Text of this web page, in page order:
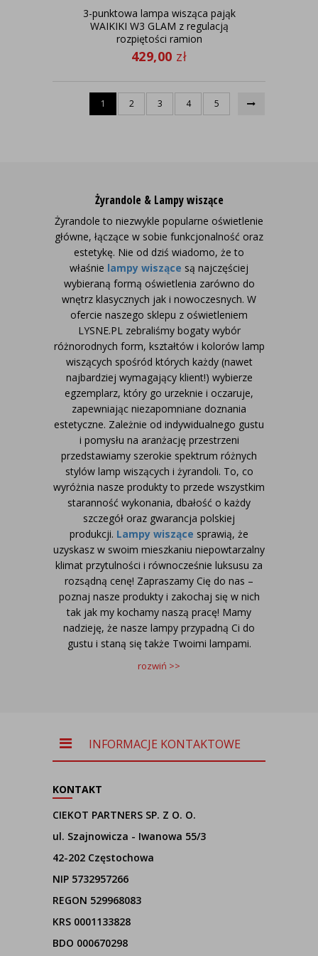
3-punktowa lampa wisząca pająk
WAIKIKI W3 GLAM z regulacją
rozpiętości ramion
429,00 zł
1 2 3 4 5
Żyrandole & Lampy wiszące
Żyrandole to niezwykle popularne oświetlenie
główne, łączące w sobie funkcjonalność oraz
estetykę. Nie od dziś wiadomo, że to
właśnie lampy wiszące są najczęściej
wybieraną formą oświetlenia zarówno do
wnętrz klasycznych jak i nowoczesnych. W
ofercie naszego sklepu z oświetleniem
LYSNE.PL zebraliśmy bogaty wybór
różnorodnych form, kształtów i kolorów lamp
wiszących spośród których każdy (nawet
najbardziej wymagający klient!) wybierze
egzemplarz, który go urzeknie i oczaruje,
zapewniając niezapomniane doznania
estetyczne. Zależnie od indywidualnego gustu
i pomysłu na aranżację przestrzeni
przedstawiamy szerokie spektrum różnych
stylów lamp wiszących i żyrandoli. To, co
wyróżnia nasze produkty to przede wszystkim
staranność wykonania, dbałość o każdy
szczegół oraz gwarancja polskiej
produkcji. Lampy wiszące sprawią, że
uzyskasz w swoim mieszkaniu niepowtarzalny
klimat przytulności i równocześnie luksusu za
rozsądną cenę! Zapraszamy Cię do nas –
poznaj nasze produkty i zakochaj się w nich
tak jak my kochamy naszą pracę! Mamy
nadzieję, że nasze lampy przypadną Ci do
gustu i staną się także Twoimi lampami.
rozwiń >>
INFORMACJE KONTAKTOWE
KONTAKT
CIEKOT PARTNERS SP. Z O. O.
ul. Szajnowicza - Iwanowa 55/3
42-202 Częstochowa
NIP 5732957266
REGON 529968083
KRS 0001133828
BDO 000670298